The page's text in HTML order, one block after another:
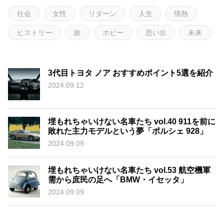
社会 女性 リターン 人生 情熱
ヒストリー 旅 ホビー 思い出 未来
3代目トヨタ ノア おすすめポイント5選を紹介
2024.09.12
埋もれちゃいけない名車たち vol.40 911を前に
敗れた主力モデルという夢「ポルシェ 928」
2024.09.09
埋もれちゃいけない名車たち vol.53 航空機軍
需から庶民の足へ「BMW・イセッタ」
2024.09.09